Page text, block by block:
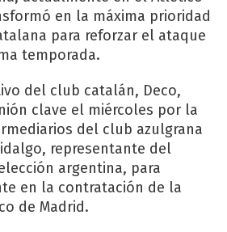
en la máxima prioridad
para reforzar el ataque
temporada.
del club catalán, Deco,
clave el miércoles por la
del club azulgrana
representante del
argentina, para
en la contratación de la
de Madrid.